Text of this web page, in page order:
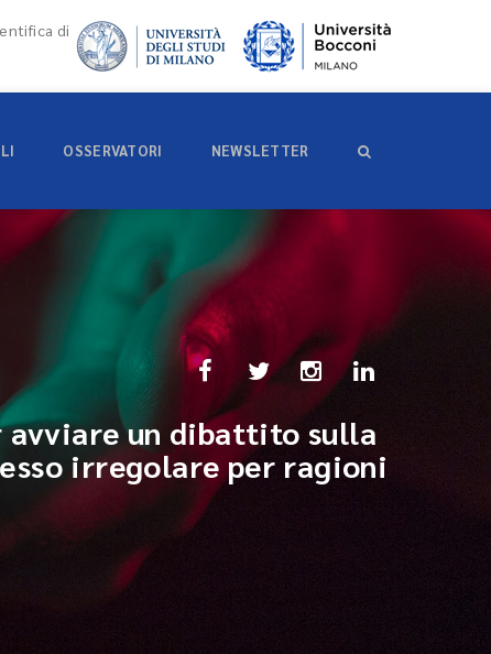
di
OSSERVATORI NEWSLETTER
avviare un dibattito sulla
irregolare per ragioni